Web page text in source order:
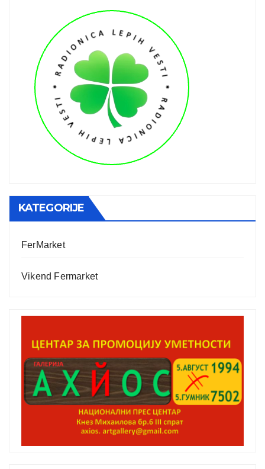
KATEGORIJE
FerMarket
Vikend Fermarket